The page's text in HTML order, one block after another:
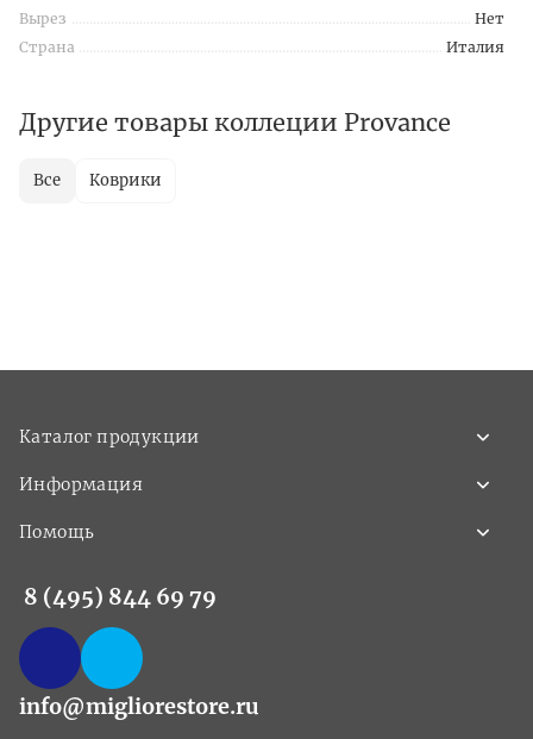
Вырез
Нет
Страна
Италия
Другие товары коллеции Provance
Все Коврики
Каталог продукции
Информация
Помощь
8 (495) 844 69 79
info@migliorestore.ru